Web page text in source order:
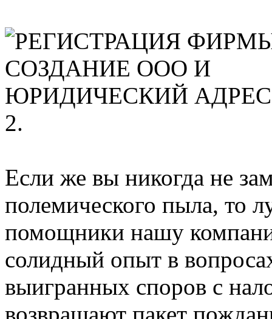
Если же вы никогда не
полемического пыла, то
помощники нашу
солидный опыт в
выигранных споров с
возвращают пакет